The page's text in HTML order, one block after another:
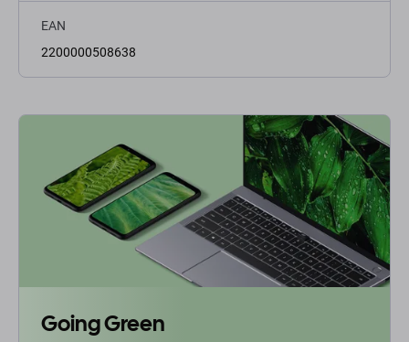
EAN
2200000508638
Going Green